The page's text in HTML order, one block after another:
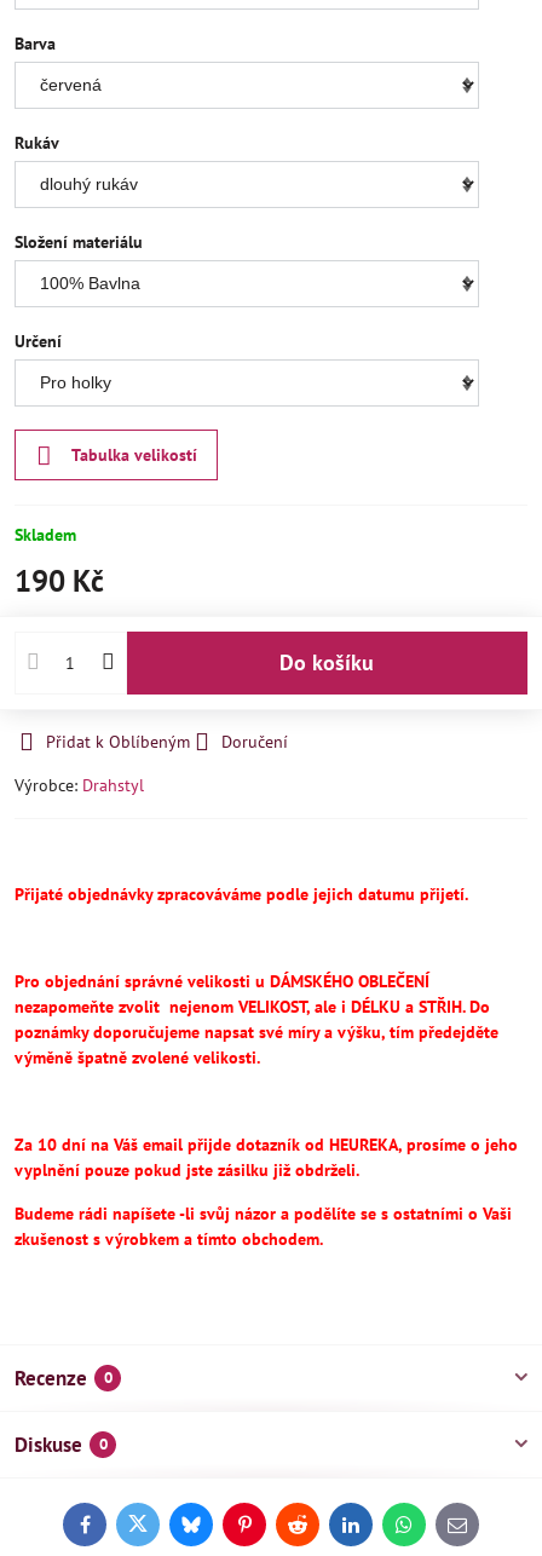
Barva
Rukáv
Složení materiálu
Určení
Tabulka velikostí
Skladem
190 Kč
Do košíku
Přidat k Oblíbeným
Doručení
Výrobce: Drahstyl
Přijaté objednávky zpracováváme podle jejich datumu přijetí.
Pro objednání správné velikosti u DÁMSKÉHO OBLEČENÍ
nezapomeňte zvolit nejenom VELIKOST, ale i DÉLKU a STŘIH.Do
poznámky doporučujeme napsat své míry a výšku, tím předejděte
výměně špatně zvolené velikosti.
Za 10 dní na Váš email přijde dotazník od HEUREKA, prosíme o jeho
vyplnění pouze pokud jste zásilku již obdrželi.
Budeme rádi napíšete -li svůj názor a podělíte se s ostatními o Vaši
zkušenost s výrobkem a tímto obchodem.
Recenze 0
Diskuse 0
FacebookTwitterBlueskyPinterestReddit LinkedInWhatsApp
E-
mail